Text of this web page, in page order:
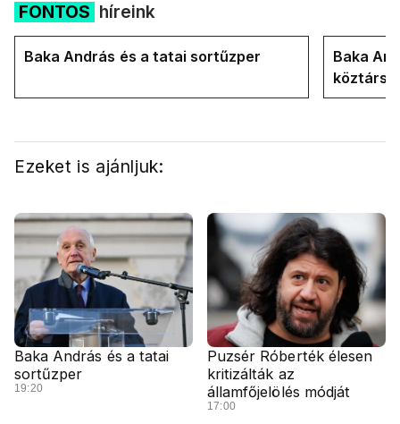
FONTOS híreink
Baka András és a tatai sortűzper
Baka
Ezeket is ajánljuk:
Baka András és a tatai
sortűzper
19:20
Puzsér Róberték élesen
kritizálták az
államfőjelölés módját
17:00